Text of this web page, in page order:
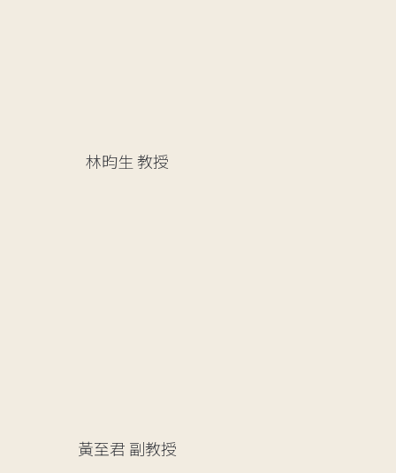
林昀生教授
黃至君 副教授